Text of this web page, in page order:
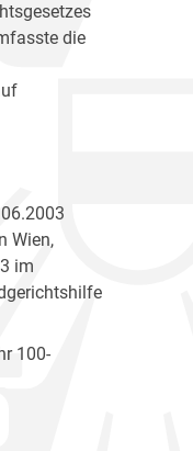
die
Wien,
im
100-